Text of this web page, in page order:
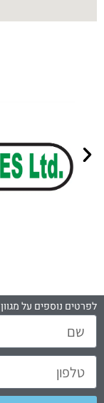
לפרטים נוספים על
ונחזור אליכם בהקדם